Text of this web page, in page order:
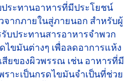
ประทานอาหารที่มีประโยชน์
จากภายในสู่ภายนอก สำหรับผู้
บประทานสารอาหารจำพวก
ไขมันต่างๆ เพื่อลดอาการแห้ง
สียของผิวพรรณ เช่น อาหารที่มี
ราะเป็นกรดไขมันจำเป็นที่ช่วย